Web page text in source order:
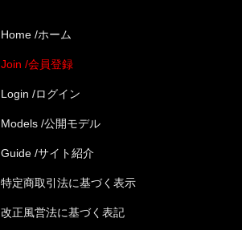
Home /ホーム
Join /会員登録
Login /ログイン
Models /公開モデル
Guide /サイト紹介
特定商取引法に基づく表示
改正風営法に基づく表記